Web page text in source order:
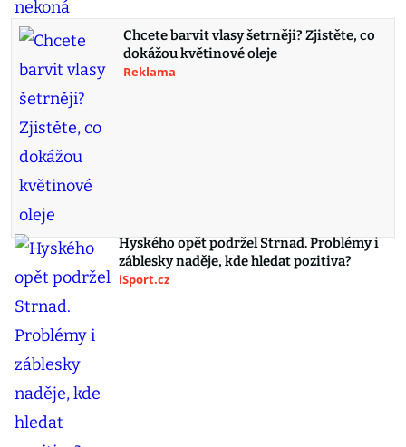
Chcete barvit vlasy šetrněji? Zjistěte, co
dokážou květinové oleje
Reklama
Hyského opět podržel Strnad. Problémy i
záblesky naděje, kde hledat pozitiva?
iSport.cz